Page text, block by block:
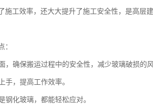
工效率，还大大提升了施工安全性，是高层
：
确保搬运过程中的安全性，减少玻璃破损的风
手，提高工作效率。
化玻璃，都能轻松应对。